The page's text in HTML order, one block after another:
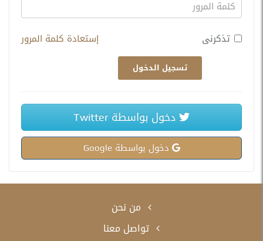
تذكرنى إستعادة كلمة المرور
تسجيل الدخول
دخول بواسطة Twitter
دخول بواسطة Google
من نحن
تواصل معنا